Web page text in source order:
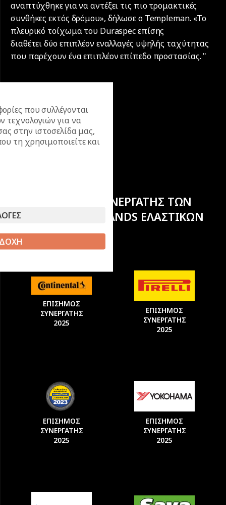
αναπτύχθηκε για να αντέξει τις πιο τρομακτικές
συνθήκες εκτός δρόμου», δήλωσε ο Templeman. «Το
πλευρικό τοίχωμα του Duraspec επίσης
διαθέτει δύο επιπλέον εναλλαγές υψηλής ταχύτητας
που παρέχουν ένα επιπλέον επίπεδο προστασίας. "
ΕΠΙΣΗΜΟΣ ΣΥΝΕΡΓΑΤΗΣ ΤΩΝ
ΚΟΡΥΦΑΙΩΝ BRANDS ΕΛΑΣΤΙΚΩΝ
ΕΠΙΣΗΜΟΣ
ΣΥΝΕΡΓΑΤΗΣ
2025
ΕΠΙΣΗΜΟΣ
ΣΥΝΕΡΓΑΤΗΣ
2025
ΕΠΙΣΗΜΟΣ
ΣΥΝΕΡΓΑΤΗΣ
2025
ΕΠΙΣΗΜΟΣ
ΣΥΝΕΡΓΑΤΗΣ
2025
που συλλέγονται
τεχνολογιών για να
στην ιστοσελίδα μας,
τη χρησιμοποιείτε και